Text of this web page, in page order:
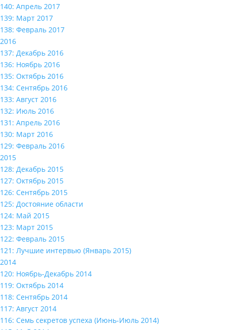
140: Апрель 2017
139: Март 2017
138: Февраль 2017
2016
137: Декабрь 2016
136: Ноябрь 2016
135: Октябрь 2016
134: Сентябрь 2016
133: Август 2016
132: Июль 2016
131: Апрель 2016
130: Март 2016
129: Февраль 2016
2015
128: Декабрь 2015
127: Октябрь 2015
126: Сентябрь 2015
125: Достояние области
124: Май 2015
123: Март 2015
122: Февраль 2015
121: Лучшие интервью (Январь 2015)
2014
120: Ноябрь-Декабрь 2014
119: Октябрь 2014
118: Сентябрь 2014
117: Август 2014
116: Семь секретов успеха (Июнь-Июль 2014)